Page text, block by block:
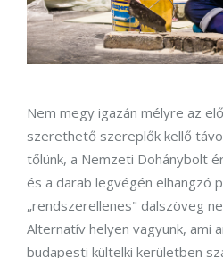
Nem megy igazán mélyre az
szerethető szereplők kellő
tőlünk, a Nemzeti Dohánybolt
és a darab legvégén elhangzó
„rendszerellenes" dalszöveg
Alternatív helyen vagyunk, ami
budapesti kültelki kerületben